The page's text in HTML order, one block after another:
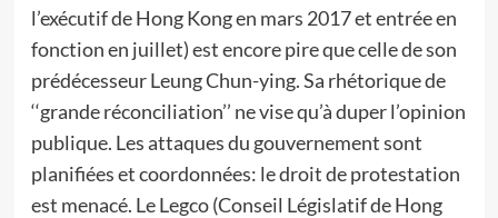
l’exécutif de Hong Kong en mars 2017 et entrée en
fonction en juillet) est encore pire que celle de son
prédécesseur Leung Chun-ying. Sa rhétorique de
‘‘grande réconciliation’’ ne vise qu’à duper l’opinion
publique. Les attaques du gouvernement sont
planifiées et coordonnées: le droit de protestation
est menacé. Le Legco (Conseil Législatif de Hong